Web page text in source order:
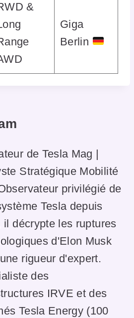
&
Giga
Berlin
de Tesla Mag |
Stratégique Mobilité
privilégié de
Tesla depuis
il décrypte les ruptures
d'Elon Musk
rigueur d'expert.
des
IRVE et des
Tesla Energy (100